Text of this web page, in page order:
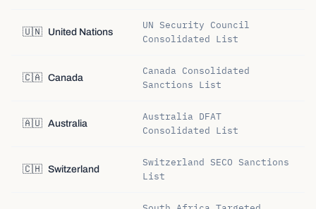
🇺🇳 United Nations
UN Security Council
Consolidated List
🇨🇦 Canada
Canada Consolidated
Sanctions List
🇦🇺 Australia
Australia DFAT
Consolidated List
🇨🇭 Switzerland
Switzerland SECO Sanctions
List